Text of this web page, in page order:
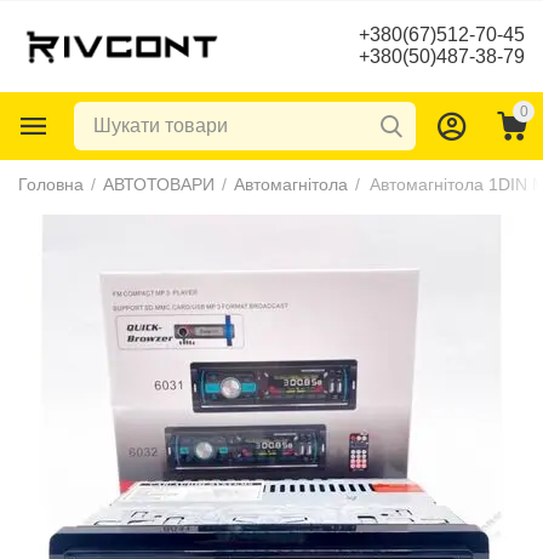
+380(67)512-70-45
+380(50)487-38-79
0
Головна / АВТОТОВАРИ / Автомагнітола / Автомагнітола 1DIN